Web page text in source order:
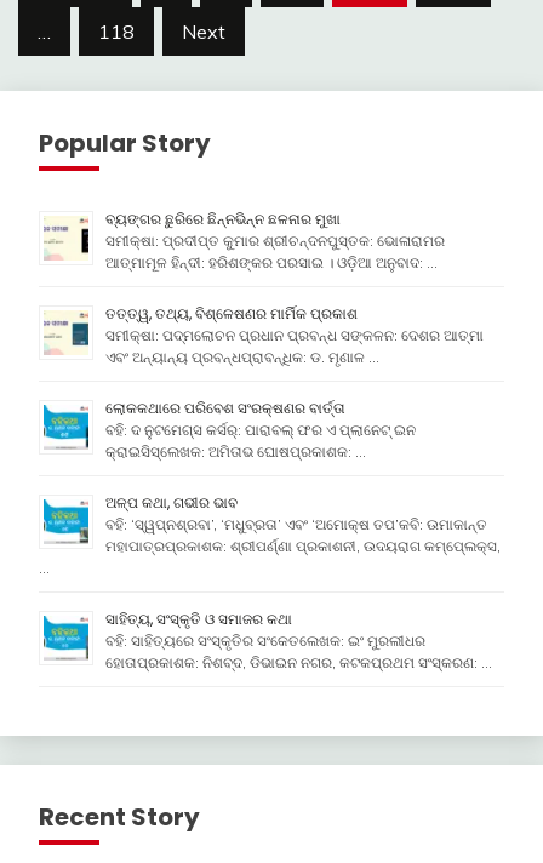
pagination
118 Next
Popular Story
ବ୍ୟଙ୍ଗର ଛୁରିରେ ଛିନ୍ନଭିନ୍ନ ଛଳନାର ମୁଖା
ସମୀକ୍ଷା: ପ୍ରଦୀପ୍ତ କୁମାର ଶ୍ରୀଚନ୍ଦନପୁସ୍ତକ: ଭୋଳାରାମର
ଆତ୍ମାମୂଳ ହିନ୍ଦୀ: ହରିଶଙ୍କର ପରସାଇ । ଓଡ଼ିଆ ଅନୁବାଦ: …
ତତ୍ତ୍ୱ, ତଥ୍ୟ, ବିଶ୍ଳେଷଣର ମାର୍ମିକ ପ୍ରକାଶ
ସମୀକ୍ଷା: ପଦ୍ମଲୋଚନ ପ୍ରଧାନ ପ୍ରବନ୍ଧ ସଙ୍କଳନ: ଦେଶର ଆତ୍ମା
ଏବଂ ଅନ୍ୟାନ୍ୟ ପ୍ରବନ୍ଧପ୍ରାବନ୍ଧିକ: ଡ. ମୃଣାଳ …
ଲୋକକଥାରେ ପରିବେଶ ସଂରକ୍ଷଣର ବାର୍ତ୍ତା
ବହି: ଦ ନୁଟମେଗ୍ସ କର୍ସର୍: ପାରାବଲ୍ ଫର ଏ ପ୍ଲାନେଟ୍ ଇନ
କ୍ରାଇସିସ୍ଲେଖକ: ଅମିତାଭ ଘୋଷପ୍ରକାଶକ: …
ଅଳ୍ପ କଥା, ଗଭୀର ଭାବ
ବହି: ‘ସ୍ୱପ୍ନଶ୍ରବା’, ‘ମଧୁବ୍ରତା’ ଏବଂ ‘ଅମୋକ୍ଷ ତପ’କବି: ଉମାକାନ୍ତ
ମହାପାତ୍ରପ୍ରକାଶକ: ଶ୍ରୀପର୍ଣ୍ଣା ପ୍ରକାଶନୀ, ଉଦୟରାଗ କମ୍ପେ୍ଲକ୍ସ,
…
ସାହିତ୍ୟ, ସଂସ୍କୃତି ଓ ସମାଜର କଥା
ବହି: ସାହିତ୍ୟରେ ସଂସ୍କୃତିର ସଂକେତଲେଖକ: ଇଂ ମୁରଲୀଧର
ହୋତାପ୍ରକାଶକ: ନିଶବ୍ଦ, ଡିଭାଇନ ନଗର, କଟକପ୍ରଥମ ସଂସ୍କରଣ: …
Recent Story